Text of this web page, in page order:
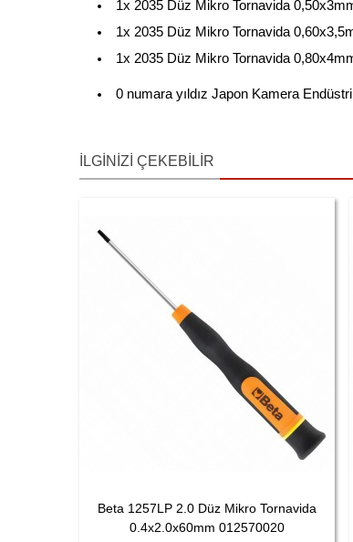
1x 2035 Düz Mikro Tornavida
1x 2035 Düz Mikro Tornavida
1x 2035 Düz Mikro Tornavida
0 numara yıldız Japon Kamera
İLGINIZI ÇEKEBILIR
Beta 1257LP 2.0 Düz Mikro Tornavida
0.4x2.0x60mm 012570020